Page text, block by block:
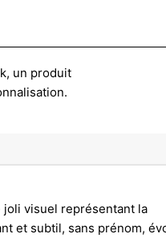
joli visuel représentant la
et subtil, sans prénom,